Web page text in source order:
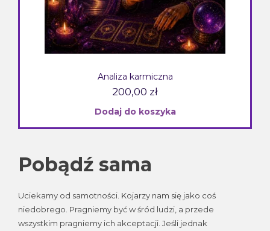
Analiza karmiczna
200,00 zł
Dodaj do koszyka
Pobądź sama
Uciekamy od samotności. Kojarzy nam się jako coś
niedobrego. Pragniemy być w śród ludzi, a przede
wszystkim pragniemy ich akceptacji. Jeśli jednak